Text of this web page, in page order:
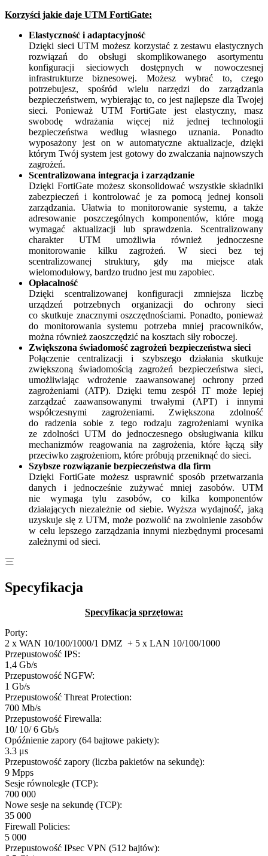
Korzyści jakie daje UTM FortiGate:
Elastyczność i adaptacyjność
Dzięki sieci UTM możesz korzystać z zestawu elastycznych
rozwiązań do obsługi skomplikowanego asortymentu
konfiguracji sieciowych dostępnych w nowoczesnej
infrastrukturze biznesowej. Możesz wybrać to, czego
potrzebujesz, spośród wielu narzędzi do zarządzania
bezpieczeństwem, wybierając to, co jest najlepsze dla Twojej
sieci. Ponieważ UTM FortiGate jest elastyczny, masz
swobodę wdrażania więcej niż jednej technologii
bezpieczeństwa według własnego uznania. Ponadto
wyposażony jest on w automatyczne aktualizacje, dzięki
którym Twój system jest gotowy do zwalczania najnowszych
zagrożeń.
Scentralizowana integracja i zarządzanie
Dzięki FortiGate możesz skonsolidować wszystkie składniki
zabezpieczeń i kontrolować je za pomocą jednej konsoli
zarządzania. Ułatwia to monitorowanie systemu, a także
adresowanie poszczególnych komponentów, które mogą
wymagać aktualizacji lub sprawdzenia. Scentralizowany
charakter UTM umożliwia również jednoczesne
monitorowanie kilku zagrożeń. W sieci bez tej
scentralizowanej struktury, gdy ma miejsce atak
wielomodułowy, bardzo trudno jest mu zapobiec.
Opłacalność
Dzięki scentralizowanej konfiguracji zmniejsza liczbę
urządzeń potrzebnych organizacji do ochrony sieci
co skutkuje znacznymi oszczędnościami. Ponadto, ponieważ
do monitorowania systemu potrzeba mniej pracowników,
można również zaoszczędzić na kosztach siły roboczej.
Zwiększona świadomość zagrożeń bezpieczeństwa sieci
Połączenie centralizacji i szybszego działania skutkuje
zwiększoną świadomością zagrożeń bezpieczeństwa sieci,
umożliwiając wdrożenie zaawansowanej ochrony przed
zagrożeniami (ATP). Dzięki temu zespół IT może lepiej
zarządzać zaawansowanymi trwałymi (APT) i innymi
współczesnymi zagrożeniami. Zwiększona zdolność
do radzenia sobie z tego rodzaju zagrożeniami wynika
ze zdolności UTM do jednoczesnego obsługiwania kilku
mechanizmów reagowania na zagrożenia, które łączą siły
przeciwko zagrożeniom, które próbują przeniknąć do sieci.
Szybsze rozwiązanie bezpieczeństwa dla firm
Dzięki FortiGate możesz usprawnić sposób przetwarzania
danych i jednocześnie zużywać mniej zasobów. UTM
nie wymaga tylu zasobów, co kilka komponentów
działających niezależnie od siebie. Wyższa wydajność, jaką
uzyskuje się z UTM, może pozwolić na zwolnienie zasobów
w celu lepszego zarządzania innymi niezbędnymi procesami
zależnymi od sieci.
Specyfikacja
Specyfikacja sprzętowa:
Porty:
2 x WAN 10/100/1000/1 DMZ + 5 x LAN 10/100/1000
Przepustowość IPS:
1,4 Gb/s
Przepustowość NGFW:
1 Gb/s
Przepustowość Threat Protection:
700 Mb/s
Przepustowość Firewalla:
10/ 10/ 6 Gb/s
Opóźnienie zapory (64 bajtowe pakiety):
3.3 μs
Przepustowość zapory (liczba pakietów na sekundę):
9 Mpps
Sesje równoległe (TCP):
700 000
Nowe sesje na sekundę (TCP):
35 000
Firewall Policies:
5 000
Przepustowość IPsec VPN (512 bajtów):